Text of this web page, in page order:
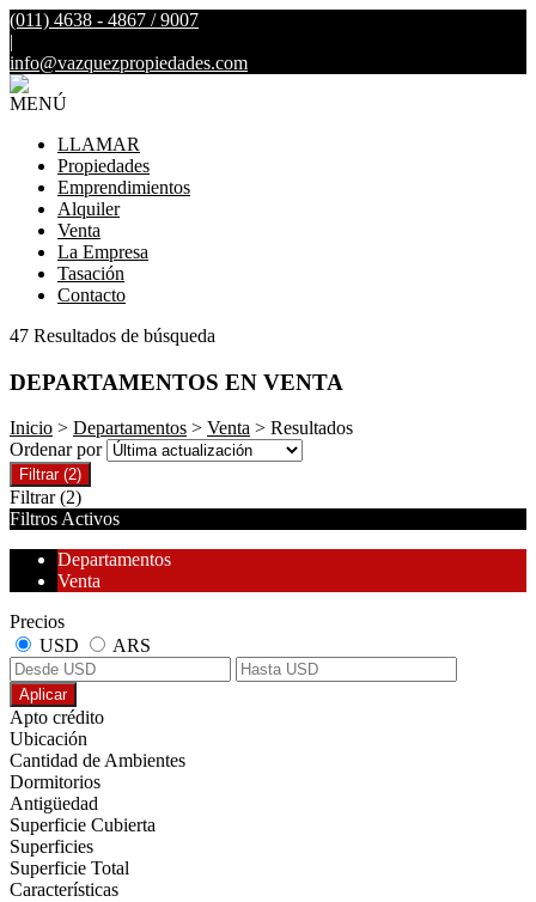
(011) 4638 - 4867 / 9007
|
info@vazquezpropiedades.com
MENÚ
LLAMAR
Propiedades
Emprendimientos
Alquiler
Venta
La Empresa
Tasación
Contacto
47 Resultados de búsqueda
DEPARTAMENTOS EN VENTA
Inicio > Departamentos > Venta > Resultados
Ordenar por
Filtrar (2)
Filtrar (2)
Filtros Activos
Departamentos
Venta
Precios
USD
ARS
Aplicar
Apto crédito
Ubicación
Cantidad de Ambientes
Dormitorios
Antigüedad
Superficie Cubierta
Superficies
Superficie Total
Características